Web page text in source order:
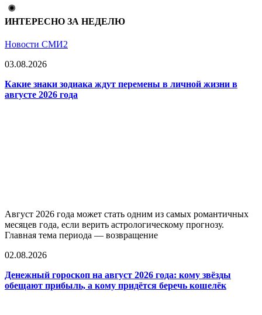
ИНТЕРЕСНО ЗА НЕДЕЛЮ
Новости СМИ2
03.08.2026
Какие знаки зодиака ждут перемены в личной жизни в
августе 2026 года
Август 2026 года может стать одним из самых романтичных
месяцев года, если верить астрологическому прогнозу.
Главная тема периода — возвращение
02.08.2026
Денежный гороскоп на август 2026 года: кому звёзды
обещают прибыль, а кому придётся беречь кошелёк